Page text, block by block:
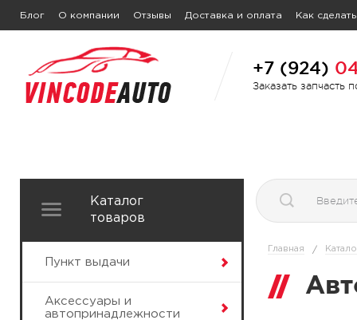
Блог О компании Отзывы Доставка и оплата Как
+7 (924)
Заказать запчасть
Каталог
товаров
Пункт выдачи
Аксессуары и
автопринадлежности
Главная /